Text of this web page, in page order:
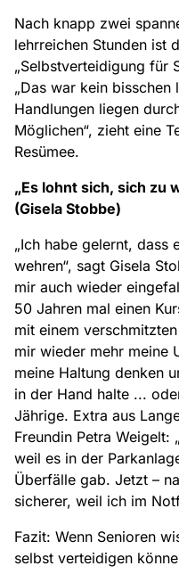
Nach knapp zwei
lehrreichen Stunden ist
„Selbstverteidigung für
„Das war kein
Handlungen liegen
Möglichen“, zieht eine
Resümee.
„Es lohnt sich, sich zu
(Gisela Stobbe)
„Ich habe gelernt, dass
wehren“, sagt Gisela
mir auch wieder
50 Jahren mal einen
mit einem
mir wieder mehr meine
meine Haltung denken
in der Hand halte ...
Jährige. Extra aus
Freundin Petra Weigelt:
weil es in der
Überfälle gab. Jetzt –
sicherer, weil ich im
Fazit: Wenn Senioren
selbst verteidigen